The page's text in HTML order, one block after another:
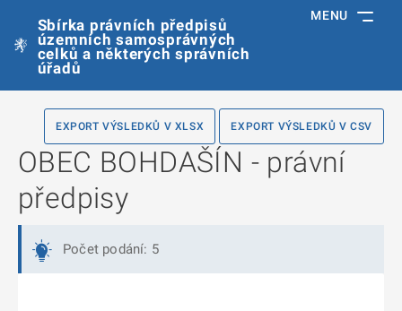
Sbírka právních předpisů
územních samosprávných
celků a některých správních
úřadů
MENU
EXPORT VÝSLEDKŮ V XLSX EXPORT VÝSLEDKŮ V CSV
OBEC BOHDAŠÍN - právní
předpisy
Počet podání: 5